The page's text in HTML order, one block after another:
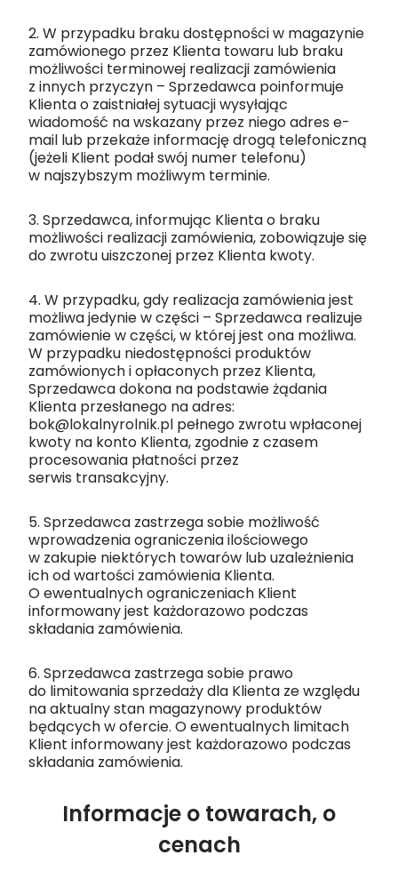
2. W przypadku braku dostępności w magazynie
zamówionego przez Klienta towaru lub braku
możliwości terminowej realizacji zamówienia
z innych przyczyn – Sprzedawca poinformuje
Klienta o zaistniałej sytuacji wysyłając
wiadomość na wskazany przez niego adres e-
mail lub przekaże informację drogą telefoniczną
(jeżeli Klient podał swój numer telefonu)
w najszybszym możliwym terminie.
3. Sprzedawca, informując Klienta o braku
możliwości realizacji zamówienia, zobowiązuje się
do zwrotu uiszczonej przez Klienta kwoty.
4. W przypadku, gdy realizacja zamówienia jest
możliwa jedynie w części – Sprzedawca realizuje
zamówienie w części, w której jest ona możliwa.
W przypadku niedostępności produktów
zamówionych i opłaconych przez Klienta,
Sprzedawca dokona na podstawie żądania
Klienta przesłanego na adres:
bok@lokalnyrolnik.pl pełnego zwrotu wpłaconej
kwoty na konto Klienta, zgodnie z czasem
procesowania płatności przez
serwis transakcyjny.
5. Sprzedawca zastrzega sobie możliwość
wprowadzenia ograniczenia ilościowego
w zakupie niektórych towarów lub uzależnienia
ich od wartości zamówienia Klienta.
O ewentualnych ograniczeniach Klient
informowany jest każdorazowo podczas
składania zamówienia.
6. Sprzedawca zastrzega sobie prawo
do limitowania sprzedaży dla Klienta ze względu
na aktualny stan magazynowy produktów
będących w ofercie. O ewentualnych limitach
Klient informowany jest każdorazowo podczas
składania zamówienia.
Informacje o towarach, o
cenach